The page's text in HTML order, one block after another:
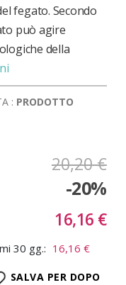
fegato. Secondo
può agire
della
: PRODOTTO
20,20 €
-20%
16,16 €
30 gg.: 16,16 €
SALVA PER DOPO